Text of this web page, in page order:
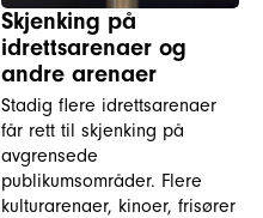
Skjenking på
idrettsarenaer og
andre arenaer
Stadig flere idrettsarenaer
får rett til skjenking på
avgrensede
publikumsområder. Flere
kulturarenaer, kinoer, frisører